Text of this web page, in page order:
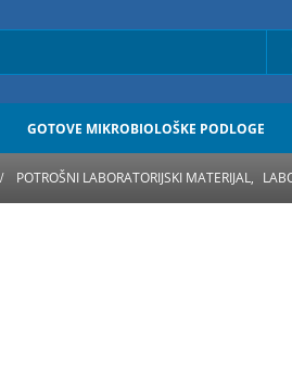
GOTOVE MIKROBIOLOŠKE PODLOGE
POTROŠNI LABORATORIJSKI MATERIJAL,